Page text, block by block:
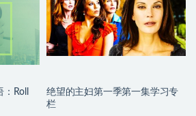
Roll
绝望的主妇第一季第一集学习专
栏